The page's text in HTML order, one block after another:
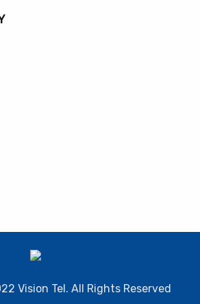
Vision Tel. All Rights Reserved